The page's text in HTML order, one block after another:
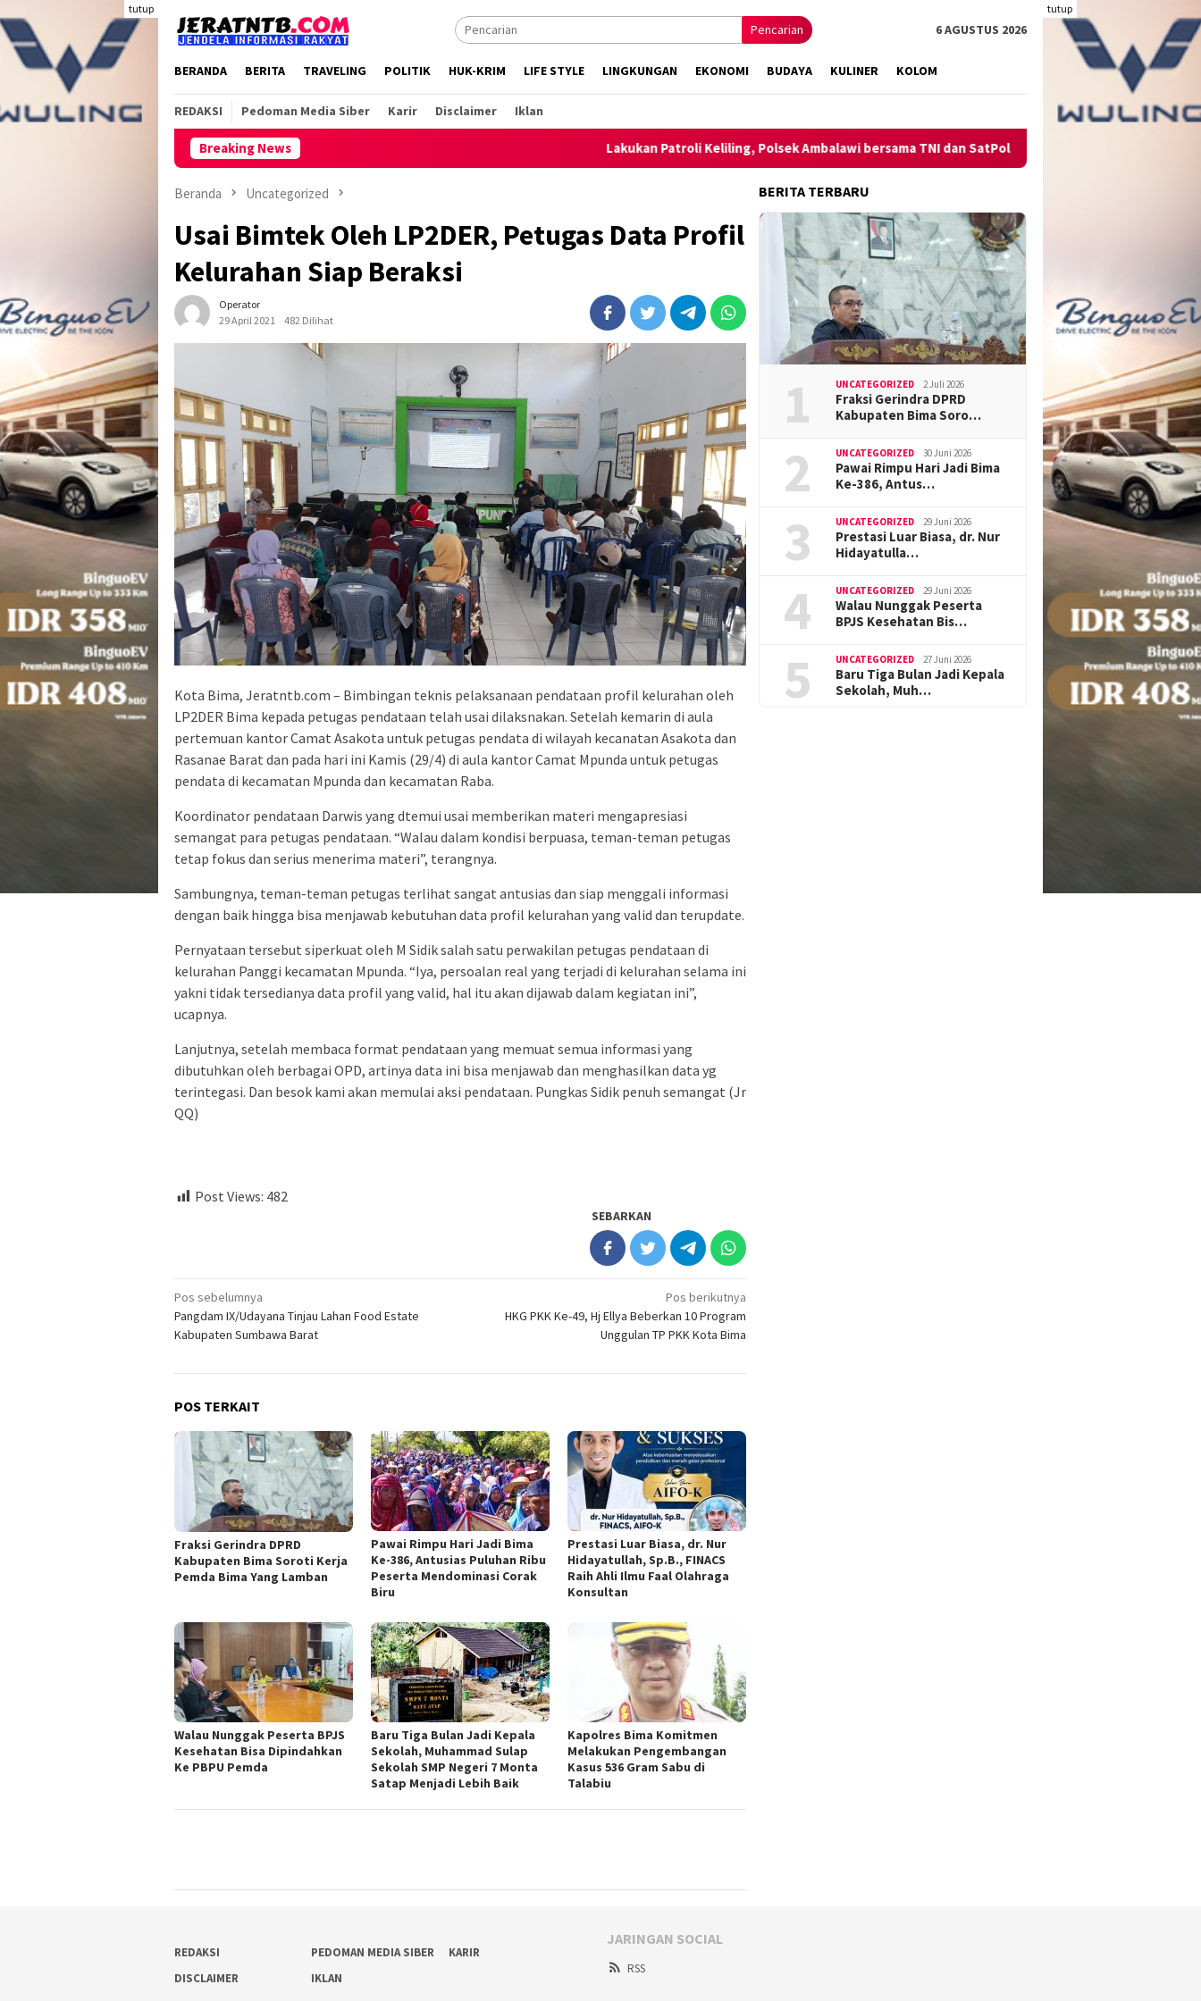
ke
konten
tutup tutup
Pencarian 6 AGUSTUS 2026
BERANDA BERITA TRAVELING POLITIK HUK-KRIM LIFE STYLE LINGKUNGAN EKONOMI BUDAYA KULINER KOLOM
REDAKSI Pedoman Media Siber Karir Disclaimer Iklan
Breaking News Lakukan Patroli Keliling, Polsek Ambalawi bersama TNI dan SatPolPP Sita Minuman Keras
Beranda Uncategorized
Usai Bimtek Oleh LP2DER, Petugas Data Profil
Kelurahan Siap Beraksi
Operator
29 April 2021
482 Dilihat
Kota Bima, Jeratntb.com – Bimbingan teknis pelaksanaan pendataan profil kelurahan oleh
LP2DER Bima kepada petugas pendataan telah usai dilaksnakan. Setelah kemarin di aula
pertemuan kantor Camat Asakota untuk petugas pendata di wilayah kecanatan Asakota dan
Rasanae Barat dan pada hari ini Kamis (29/4) di aula kantor Camat Mpunda untuk petugas
pendata di kecamatan Mpunda dan kecamatan Raba.
Koordinator pendataan Darwis yang dtemui usai memberikan materi mengapresiasi
semangat para petugas pendataan. “Walau dalam kondisi berpuasa, teman-teman petugas
tetap fokus dan serius menerima materi”, terangnya.
Sambungnya, teman-teman petugas terlihat sangat antusias dan siap menggali informasi
dengan baik hingga bisa menjawab kebutuhan data profil kelurahan yang valid dan terupdate.
Pernyataan tersebut siperkuat oleh M Sidik salah satu perwakilan petugas pendataan di
kelurahan Panggi kecamatan Mpunda. “Iya, persoalan real yang terjadi di kelurahan selama ini
yakni tidak tersedianya data profil yang valid, hal itu akan dijawab dalam kegiatan ini”,
ucapnya.
Lanjutnya, setelah membaca format pendataan yang memuat semua informasi yang
dibutuhkan oleh berbagai OPD, artinya data ini bisa menjawab dan menghasilkan data yg
terintegasi. Dan besok kami akan memulai aksi pendataan. Pungkas Sidik penuh semangat (Jr
QQ)
Post Views: 482
SEBARKAN
Navigasi
pos
Pos sebelumnya
Pangdam IX/Udayana Tinjau Lahan Food Estate
Kabupaten Sumbawa Barat
Pos berikutnya
HKG PKK Ke-49, Hj Ellya Beberkan 10 Program
Unggulan TP PKK Kota Bima
POS TERKAIT
Fraksi Gerindra DPRD
Kabupaten Bima Soroti Kerja
Pemda Bima Yang Lamban
Pawai Rimpu Hari Jadi Bima
Ke-386, Antusias Puluhan Ribu
Peserta Mendominasi Corak
Biru
Prestasi Luar Biasa, dr. Nur
Hidayatullah, Sp.B., FINACS
Raih Ahli Ilmu Faal Olahraga
Konsultan
Walau Nunggak Peserta BPJS
Kesehatan Bisa Dipindahkan
Ke PBPU Pemda
Baru Tiga Bulan Jadi Kepala
Sekolah, Muhammad Sulap
Sekolah SMP Negeri 7 Monta
Satap Menjadi Lebih Baik
Kapolres Bima Komitmen
Melakukan Pengembangan
Kasus 536 Gram Sabu di
Talabiu ‎
BERITA TERBARU
1 UNCATEGORIZED 2 Juli 2026
Fraksi Gerindra DPRD
Kabupaten Bima Soro…
2 UNCATEGORIZED 30 Juni 2026
Pawai Rimpu Hari Jadi Bima
Ke-386, Antus…
3 UNCATEGORIZED 29 Juni 2026
Prestasi Luar Biasa, dr. Nur
Hidayatulla…
4 UNCATEGORIZED 29 Juni 2026
Walau Nunggak Peserta
BPJS Kesehatan Bis…
5 UNCATEGORIZED 27 Juni 2026
Baru Tiga Bulan Jadi Kepala
Sekolah, Muh…
REDAKSI PEDOMAN MEDIA SIBER
KARIR
DISCLAIMER
IKLAN
JARINGAN SOCIAL
RSS